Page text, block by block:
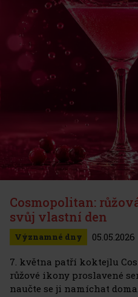
Cosmopolitan:
svůj vlastní den
Významné dny 05.05.2026
7. května patří koktejlu
růžové ikony proslavené
naučte se ji namíchat doma.